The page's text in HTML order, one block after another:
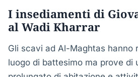
I insediamenti di
al Wadi Kharrar
Gli scavi ad Al-Maghtas hanno
luogo di battesimo ma prove di